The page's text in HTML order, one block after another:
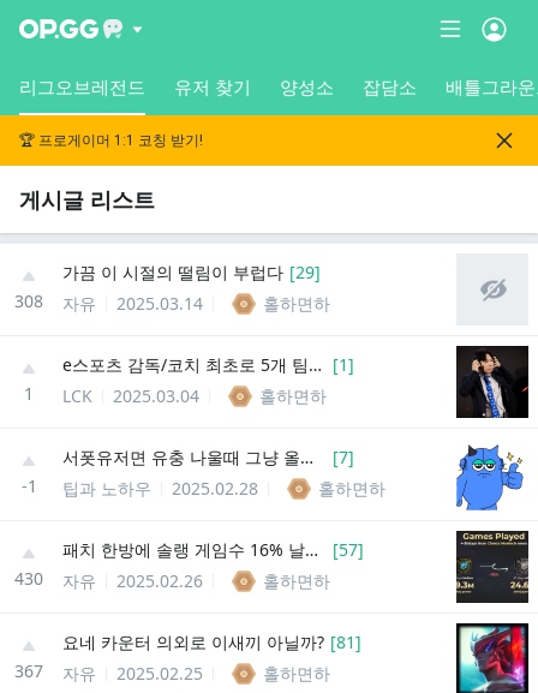
리그오브레전드 유저 찾기 양성소 잡담소 배틀그라
🏆 프로게이머 1:1 코칭 받기!
게시글 리스트
308
가끔 이 시절의 떨림이 부럽다 [29]
자유
2025.03.14 홀하면하
1
e스포츠 감독/코치 최초로 5개 팀에서 우승함 [1]
LCK
2025.03.04 홀하면하
-1
서폿유저면 유충 나울때 그냥 올라가는게 좋음 [7]
팁과 노하우
2025.02.28 홀하면하
430
패치 한방에 솔랭 게임수 16% 날라갔다고 함 [57]
자유
2025.02.26 홀하면하
367
요네 카운터 의외로 이새끼 아닐까? [81]
자유
2025.02.25 홀하면하